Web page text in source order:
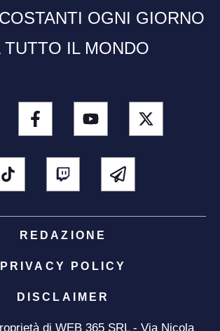
OGNI GIORNO
TUTTO IL MONDO
REDAZIONE
PRIVACY POLICY
DISCLAIMER
di WEB 365 SRL - Via Nicola